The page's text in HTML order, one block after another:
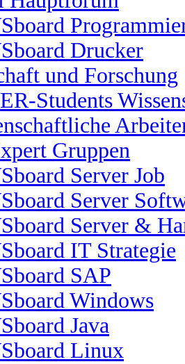
Drucker
und Forschung
Students
Gruppen
Server Job
Server
Server &
IT Strategie
SAP
Windows
Java
Linux